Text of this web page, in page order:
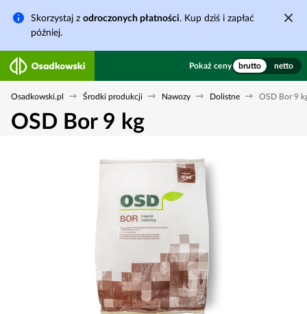
Skorzystaj z odroczonych płatności. Kup dziś i zapłać
później.
Pokaż ceny brutto netto
Osadkowski.pl Środki produkcji Nawozy Dolistne OSD Bor 9
OSD Bor 9 kg